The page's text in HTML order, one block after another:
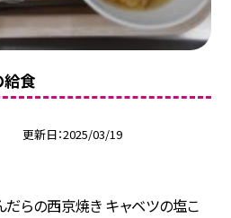
給食
更新日 2025/03/19
らの西京焼き キャベツの塩こ